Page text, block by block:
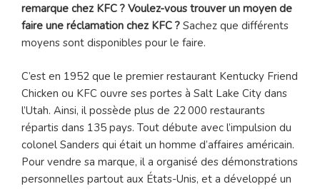
remarque chez KFC ? Voulez-vous trouver un moyen de
faire une réclamation chez KFC ? Sachez que différents
moyens sont disponibles pour le faire.
C’est en 1952 que le premier restaurant Kentucky Friend
Chicken ou KFC ouvre ses portes à Salt Lake City dans
l’Utah. Ainsi, il possède plus de 22 000 restaurants
répartis dans 135 pays. Tout débute avec l’impulsion du
colonel Sanders qui était un homme d’affaires américain.
Pour vendre sa marque, il a organisé des démonstrations
personnelles partout aux États-Unis, et a développé un